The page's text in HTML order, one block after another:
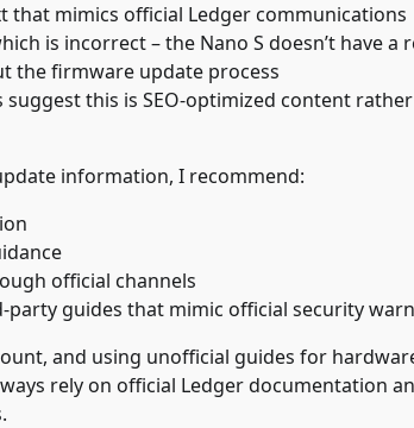
mimics official Ledger communications
is incorrect – the Nano S doesn’t have a
the firmware update process
this is SEO-optimized content
information, I recommend:
official channels
guides that mimic official security
and using unofficial guides for
rely on official Ledger documentation